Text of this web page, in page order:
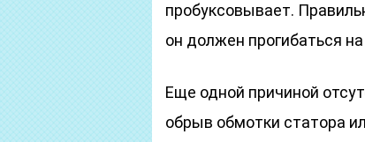
пробуксовывает.
он должен прогибаться
Еще одной причиной
обрыв обмотки статора